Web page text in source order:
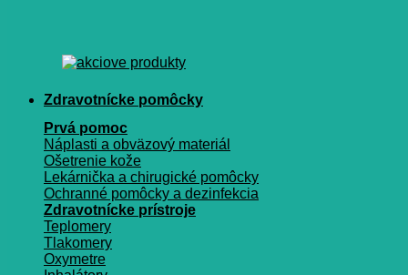
Zdravotnícke pomôcky
Prvá pomoc
Náplasti a obväzový materiál
Ošetrenie kože
Lekárnička a chirugické pomôcky
Ochranné pomôcky a dezinfekcia
Zdravotnícke prístroje
Teplomery
Tlakomery
Oxymetre